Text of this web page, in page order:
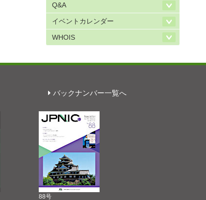
Q&A
イベントカレンダー
WHOIS
バックナンバー一覧へ
88号